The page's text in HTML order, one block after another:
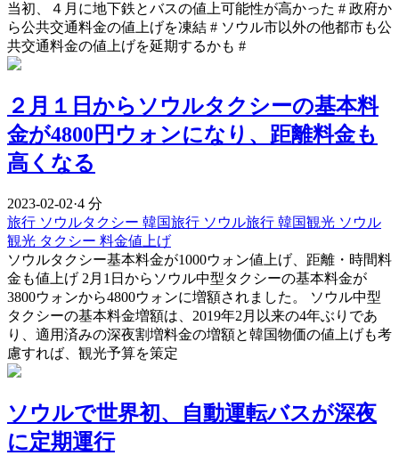
当初、４月に地下鉄とバスの値上可能性が高かった # 政府か
ら公共交通料金の値上げを凍結 # ソウル市以外の他都市も公
共交通料金の値上げを延期するかも #
２月１日からソウルタクシーの基本料
金が4800円ウォンになり、距離料金も
高くなる
2023-02-02·4 分
旅行 ソウルタクシー 韓国旅行 ソウル旅行 韓国観光 ソウル
観光 タクシー 料金値上げ
ソウルタクシー基本料金が1000ウォン値上げ、距離・時間料
金も値上げ 2月1日からソウル中型タクシーの基本料金が
3800ウォンから4800ウォンに増額されました。 ソウル中型
タクシーの基本料金増額は、2019年2月以来の4年ぶりであ
り、適用済みの深夜割増料金の増額と韓国物価の値上げも考
慮すれば、観光予算を策定
ソウルで世界初、自動運転バスが深夜
に定期運行